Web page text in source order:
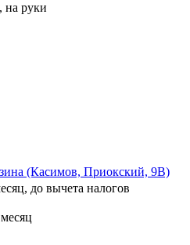
на руки
(Касимов, Приокский, 9В)
до вычета налогов